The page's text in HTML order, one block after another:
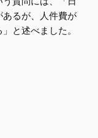
るが、人件費が
と述べました。